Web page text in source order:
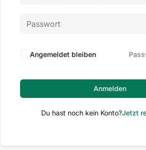
Angemeldet bleiben
Anmelden
Du hast noch kein Konto?Jetzt